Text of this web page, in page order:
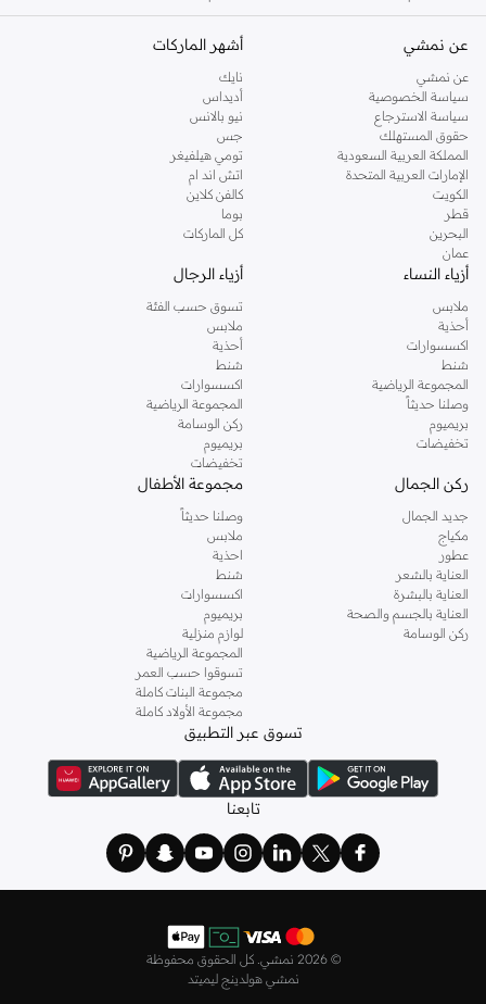
عن نمشي
عن نمشي
سياسة الخصوصية
سياسة الاسترجاع
حقوق المستهلك
المملكة العربية السعودية
الإمارات العربية المتحدة
الكويت
قطر
البحرين
عمان
أشهر الماركات
نايك
أديداس
نيو بالانس
جس
تومي هيلفيغر
اتش اند ام
كالفن كلاين
بوما
كل الماركات
أزياء النساء
ملابس
أحذية
اكسسوارات
شنط
المجموعة الرياضية
وصلنا حديثاً
بريميوم
تخفيضات
أزياء الرجال
تسوق حسب الفئة
ملابس
أحذية
شنط
اكسسوارات
المجموعة الرياضية
ركن الوسامة
بريميوم
تخفيضات
ركن الجمال
جديد الجمال
مكياج
عطور
العناية بالشعر
العناية بالبشرة
العناية بالجسم والصحة
ركن الوسامة
مجموعة الأطفال
وصلنا حديثاً
ملابس
احذية
شنط
اكسسوارات
بريميوم
لوازم منزلية
المجموعة الرياضية
تسوقوا حسب العمر
مجموعة البنات كاملة
مجموعة الأولاد كاملة
تسوق عبر التطبيق
تابعنا
© 2026 نمشي. كل الحقوق محفوظة
نمشي هولدينج ليميتد